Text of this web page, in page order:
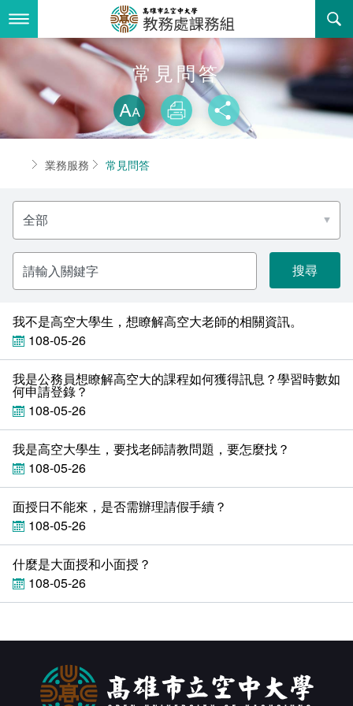
到
要
內
容
最新消息
關於我們
組織職掌
聯絡資訊
活動花絮
諮詢信箱
業務服務
法令規章
學期課程相關資訊
學系/中心 課程列表
課程大綱查詢
課程授課教材查詢
常見問答
相關連結
書表下載
回空大首頁
常見問答
略過字型切
放大
列印 分享
首頁業務服務 常見問答
選
擇
分
類
關
鍵
字
我不是高空大學生，想瞭解高空大老師的相關資訊。
108-05-26
我是公務員想瞭解高空大的課程如何獲得訊息？學習時數如
何申請登錄？
108-05-26
我是高空大學生，要找老師請教問題，要怎麼找？
108-05-26
面授日不能來，是否需辦理請假手續？
108-05-26
什麼是大面授和小面授？
108-05-26